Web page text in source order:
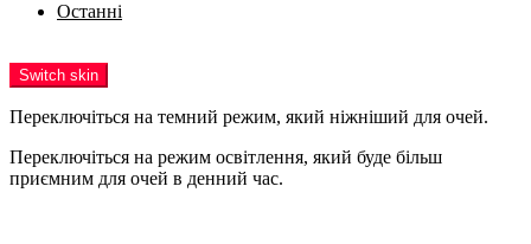
Останні
Switch skin
Переключіться на темний режим, який ніжніший для очей.
Переключіться на режим освітлення, який буде більш
приємним для очей в денний час.